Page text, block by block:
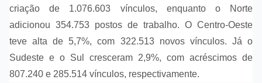
criação de 1.076.603 vínculos, enquanto o Norte
adicionou 354.753 postos de trabalho. O Centro-Oeste
teve alta de 5,7%, com 322.513 novos vínculos. Já o
Sudeste e o Sul cresceram 2,9%, com acréscimos de
807.240 e 285.514 vínculos, respectivamente.